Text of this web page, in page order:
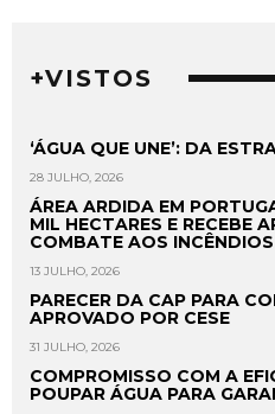
+VISTOS
‘ÁGUA QUE UNE’: DA
28 JULHO, 2026
ÁREA ARDIDA EM
MIL HECTARES E RECEBE
COMBATE AOS INCÊNDIOS
13 JULHO, 2026
PARECER DA CAP PARA
APROVADO POR CESE
31 JULHO, 2026
COMPROMISSO COM A
POUPAR ÁGUA PARA